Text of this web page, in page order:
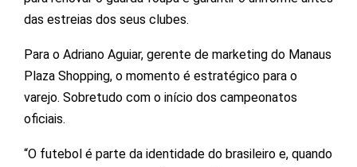
das estreias dos seus clubes.
Para o Adriano Aguiar, gerente de marketing do Manaus
Plaza Shopping, o momento é estratégico para o
varejo. Sobretudo com o início dos campeonatos
oficiais.
“O futebol é parte da identidade do brasileiro e, quando